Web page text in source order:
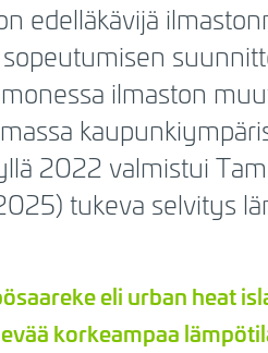
edelläkävijä
ilmaston
2022 valmistui
tukeva selvitys
eli urban heat
korkeampaa